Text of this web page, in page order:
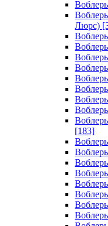
Люрс)
[183]